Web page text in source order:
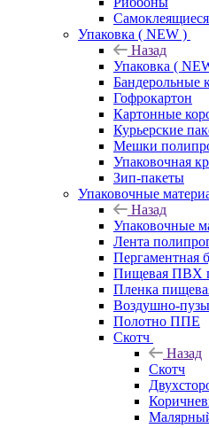
Упаковка ( NEW )
Назад
Упаковка (
Бандерольные
Гофрокартон
Картонные
Курьерские
Мешки
Упаковочная
Зип-пакеты
Упаковочные
Назад
Упаковочные
Лента
Пергаментная
Пищевая ПВХ
Пленка
Воздушно-
Полотно ППЕ
Скотч
Назад
Скотч